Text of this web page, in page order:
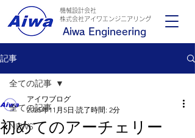
Aiwa Engineering
機械設計会社
​株式会社アイワエンジニアリング
記事
全ての記事
NEWS
全ての記事
初めてのアーチェリー
アイワブログ
2025年11月5日 読了時間: 2分